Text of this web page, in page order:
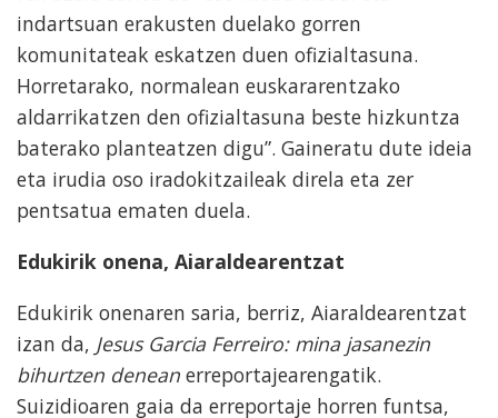
indartsuan erakusten duelako gorren
komunitateak eskatzen duen ofizialtasuna.
Horretarako, normalean euskararentzako
aldarrikatzen den ofizialtasuna beste hizkuntza
baterako planteatzen digu”. Gaineratu dute ideia
eta irudia oso iradokitzaileak direla eta zer
pentsatua ematen duela.
Edukirik onena, Aiaraldearentzat
Edukirik onenaren saria, berriz, Aiaraldearentzat
izan da, Jesus Garcia Ferreiro: mina jasanezin
bihurtzen denean erreportajearengatik.
Suizidioaren gaia da erreportaje horren funtsa,